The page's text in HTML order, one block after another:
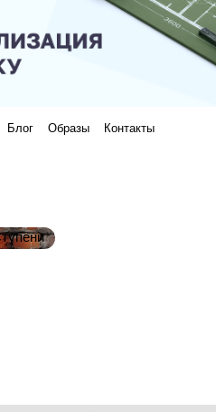
Блог Образы Контакты